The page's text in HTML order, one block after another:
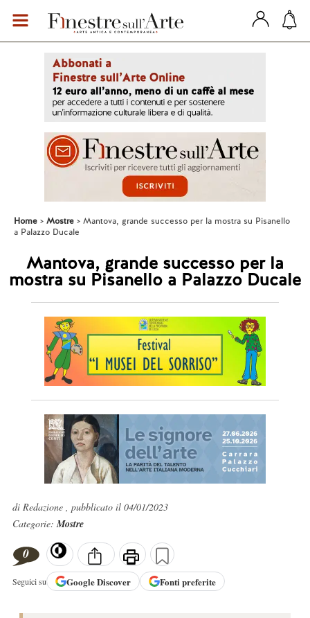
Home Mostre
Mantova, grande successo per la mostra su Pisanello
a Palazzo Ducale
Mantova, grande successo per la
mostra su Pisanello a Palazzo Ducale
di Redazione , pubblicato il 04/01/2023
Categorie:Mostre
0
Seguici su GoogleDiscover Fonti preferite